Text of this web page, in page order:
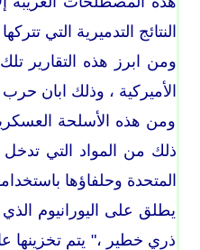
النتائج التدميرية التي
ومن ابرز هذه التقارير
الأميركية ، وذلك ابان حرب
ومن هذه الأسلحة
ذلك من المواد التي تدخل
المتحدة وحلفاؤها
يطلق على اليورانيوم
ذري خطير ،" يتم تخزينها